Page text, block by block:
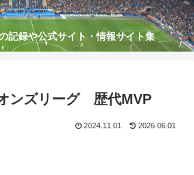
記録や公式サイト・情報サイト集
ンズリーグ 歴代MVP
2024.11.01 2026.06.01